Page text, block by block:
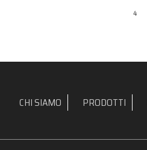
4
CHI SIAMO PRODOTTI